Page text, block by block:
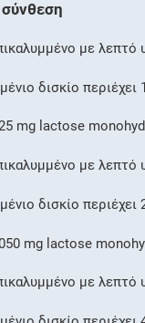
με λεπτό
δισκίο
mg lactose
με λεπτό
δισκίο
mg lactose
με λεπτό